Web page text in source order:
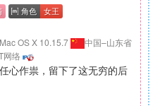
Mac OS X 10.15.7
中国–山东省
网络
心作祟，留下了这无穷的后